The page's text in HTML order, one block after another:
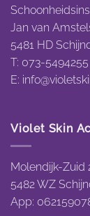
Jan van
5481 HD
T: 073-5494255
E:
Violet Skin
Molendijk-Zuid
5482 WZ
App: